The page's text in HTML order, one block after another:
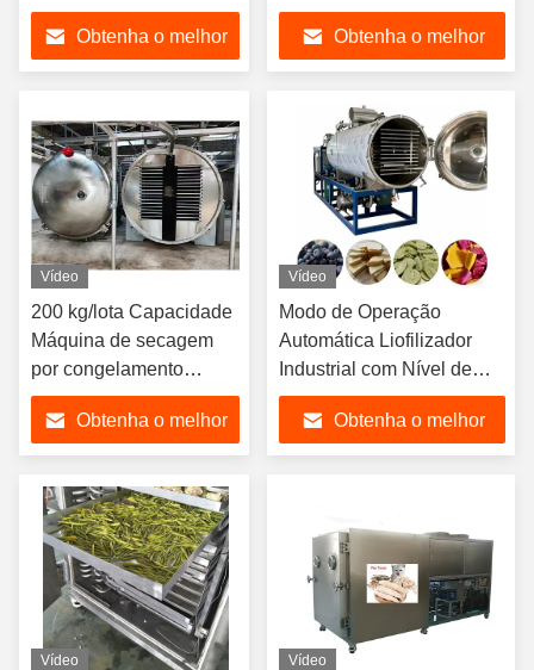
vácuo 200 kg/ lote
Obtenha o melhor
Obtenha o melhor
Vídeo
200 kg/lota Capacidade
Máquina de secagem
por congelamento
industrial
Obtenha o melhor
Vídeo
Modo de Operação
Automática Liofilizador
Industrial com Nível de
Ruído de 70dB e Nível de
Vácuo Abaixo de 13Pa
Adequado para Uso
Obtenha o melhor
Vídeo Vídeo